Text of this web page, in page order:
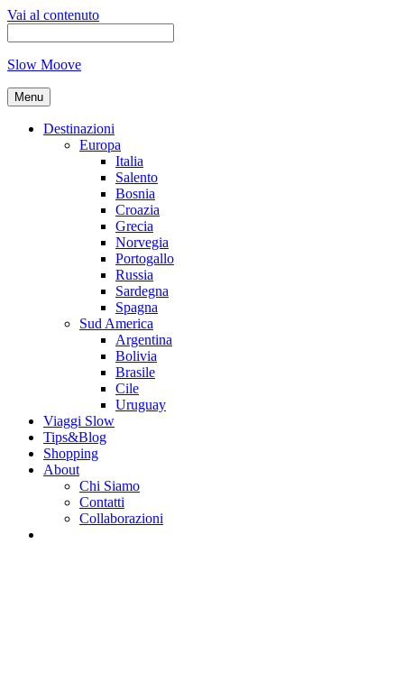
Vai al contenuto
Slow Moove
Menu
Destinazioni
Europa
Italia
Salento
Bosnia
Croazia
Grecia
Norvegia
Portogallo
Russia
Sardegna
Spagna
Sud America
Argentina
Bolivia
Brasile
Cile
Uruguay
Viaggi Slow
Tips&Blog
Shopping
About
Chi Siamo
Contatti
Collaborazioni